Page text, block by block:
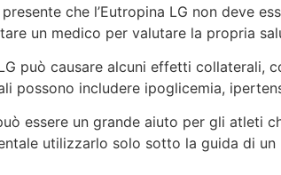
che l’Eutropina LG non deve
un medico per valutare la propria
può causare alcuni effetti
possono includere ipoglicemia,
essere un grande aiuto per gli
utilizzarlo solo sotto la guida di